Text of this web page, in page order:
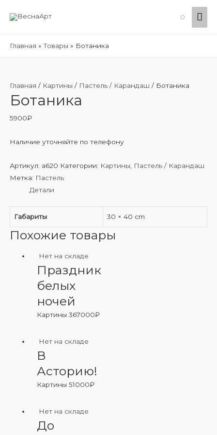
0
Главная Товары Ботаника
Главная / Картины / Пастель / Карандаш / Ботаника
Ботаника
5900₽
Наличие уточняйте по телефону
Артикул: а620 Категории: Картины
Пастель / Карандаш
Метка: Пастель
Детали
Габариты 30 × 40 cm
Похожие товары
Нет на складе
Праздник
белых
ночей
Картины367000₽
Нет на складе
В
Асторию!
Картины51000₽
Нет на складе
До